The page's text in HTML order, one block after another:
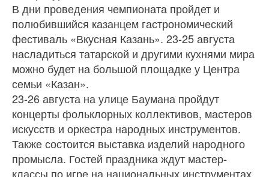
В дни проведения чемпионата пройдет и
полюбившийся казанцем гастрономический
фестиваль «Вкусная Казань». 23-25 августа
насладиться татарской и другими кухнями мира
можно будет на большой площадке у Центра
семьи «Казан».
23-26 августа на улице Баумана пройдут
концерты фольклорных коллективов, мастеров
искусств и оркестра народных инструментов.
Также состоится выставка изделий народного
промысла. Гостей праздника ждут мастер-
классы по игре на национальных инструментах.